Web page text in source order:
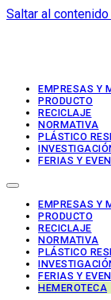
Saltar al
EMPRESAS Y
PRODUCTO
RECICLAJE
NORMATIVA
PLÁSTICO
FERIAS Y
EMPRESAS Y
PRODUCTO
RECICLAJE
NORMATIVA
PLÁSTICO
FERIAS Y
HEMEROTECA